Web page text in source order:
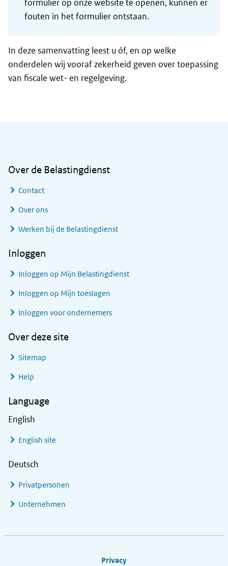
formulier op onze website te openen, kunnen er
fouten in het formulier ontstaan.
In deze samenvatting leest u óf, en op welke
onderdelen wij vooraf zekerheid geven over toepassing
van fiscale wet- en regelgeving.
Over de Belastingdienst
Contact
Over ons
Werken bij de Belastingdienst
Inloggen
Inloggen op Mijn Belastingdienst
Inloggen op Mijn toeslagen
Inloggen voor ondernemers
Over deze site
Sitemap
Help
Language
English
English site
Deutsch
Privatpersonen
Unternehmen
Privacy